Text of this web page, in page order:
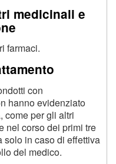
medicinali e
farmaci.
con
hanno evidenziato
come per gli altri
nel corso dei primi tre
solo in caso di effettiva
del medico.